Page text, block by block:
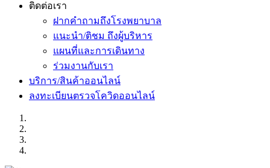
ติดต่อเรา
ฝากคำถามถึงโรงพยาบาล
แนะนำ/ติชม ถึงผู้บริหาร
แผนที่และการเดินทาง
ร่วมงานกับเรา
บริการ/สินค้าออนไลน์
ลงทะเบียนตรวจโควิดออนไลน์